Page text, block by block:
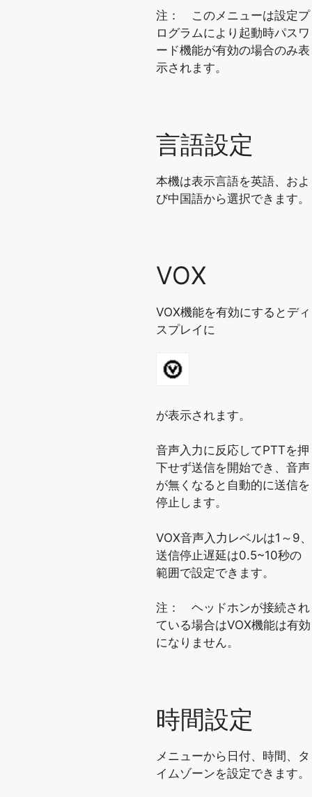
注： このメニューは設定プ
ログラムにより起動時パスワ
ード機能が有効の場合のみ表
示されます。
言語設定
本機は表示言語を英語、およ
び中国語から選択できます。
VOX
VOX機能を有効にするとディ
スプレイに
が表示されます。
音声入力に反応してPTTを押
下せず送信を開始でき、音声
が無くなると自動的に送信を
停止します。
VOX音声入力レベルは1～9、
送信停止遅延は0.5~10秒の
範囲で設定できます。
注： ヘッドホンが接続され
ている場合はVOX機能は有効
になりません。
時間設定
メニューから日付、時間、タ
イムゾーンを設定できます。